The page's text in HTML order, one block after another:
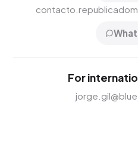
For